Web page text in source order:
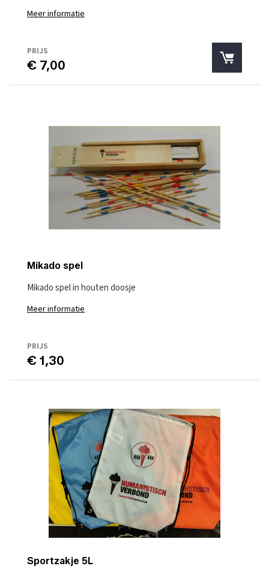
Meer informatie
PRIJS
€ 7,00
Mikado spel
Mikado spel in houten doosje
Meer informatie
PRIJS
€ 1,30
Sportzakje 5L